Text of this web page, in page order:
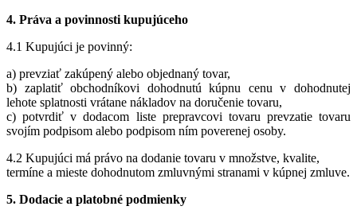
4. Práva a povinnosti kupujúceho
4.1 Kupujúci je povinný:
a) prevziať zakúpený alebo objednaný tovar,
b) zaplatiť obchodníkovi dohodnutú kúpnu cenu v dohodnutej
lehote splatnosti vrátane nákladov na doručenie tovaru,
c) potvrdiť v dodacom liste prepravcovi tovaru prevzatie tovaru
svojím podpisom alebo podpisom ním poverenej osoby.
4.2 Kupujúci má právo na dodanie tovaru v množstve, kvalite,
termíne a mieste dohodnutom zmluvnými stranami v kúpnej zmluve.
5. Dodacie a platobné podmienky